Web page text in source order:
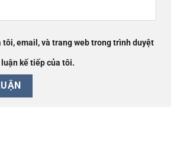
tôi, email, và trang web trong trình duyệt
kế tiếp của tôi.